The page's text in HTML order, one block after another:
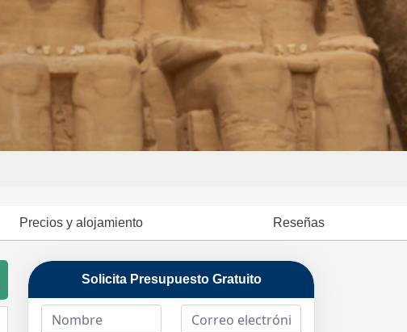
Precios y alojamiento Reseñas
Solicita Presupuesto Gratuito